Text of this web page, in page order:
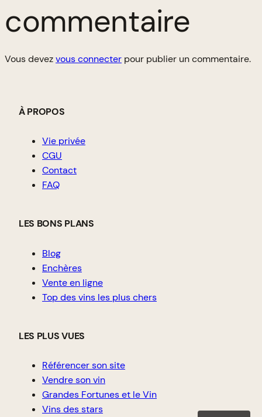
commentaire
Vous devezvous connecter pour publier un commentaire.
À PROPOS
Vie privée
CGU
Contact
FAQ
LES BONS PLANS
Blog
Enchères
Vente en ligne
Top des vins les plus chers
LES PLUS VUES
Référencer son site
Vendre son vin
Grandes Fortunes et le Vin
Vins des stars